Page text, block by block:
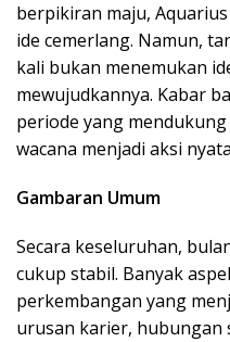
berpikiran maju,
ide cemerlang. Namun,
kali bukan menemukan
mewujudkannya. Kabar
periode yang
wacana menjadi aksi
Gambaran Umum
Secara keseluruhan,
cukup stabil. Banyak
perkembangan yang
urusan karier, hubungan